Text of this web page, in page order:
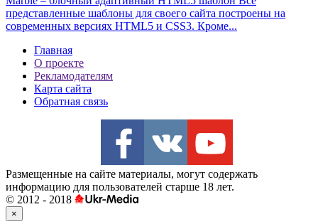
представленные шаблоны для своего сайта построены на
современных версиях HTML5 и CSS3. Кроме...
Главная
О проекте
Рекламодателям
Карта сайта
Обратная связь
Размещенные на сайте материалы, могут содержать
информацию для пользователей старше 18 лет.
© 2012 - 2018
×